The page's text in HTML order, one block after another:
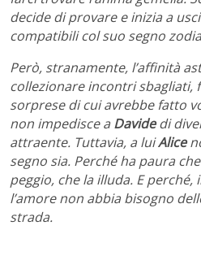
decide di provare e inizia a
compatibili col suo segno
Però, stranamente, l’affinità
collezionare incontri sbagliati,
sorprese di cui avrebbe fatto
non impedisce a Davidedi
attraente. Tuttavia, a luiAlice
segno sia. Perché ha paura
peggio, che la illuda. E perché,
l’amore non abbia bisogno
strada.